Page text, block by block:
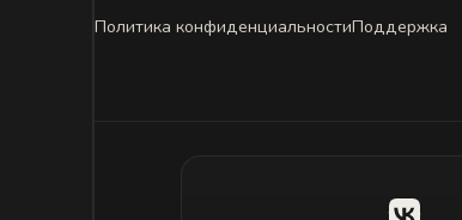
Политика конфиденциальностиПоддержка